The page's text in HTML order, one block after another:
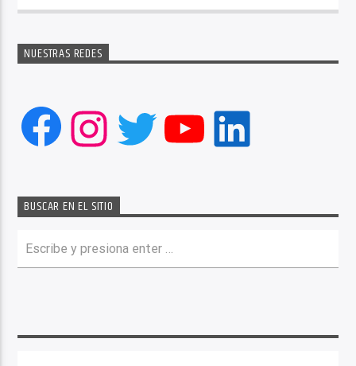
NUESTRAS REDES
Facebook
Instagram
Twitter
YouTube
LinkedIn
BUSCAR EN EL SITIO